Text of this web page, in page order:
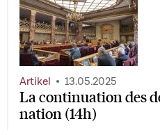
La continuation des
nation (14h)
Artikel 13.05.2025